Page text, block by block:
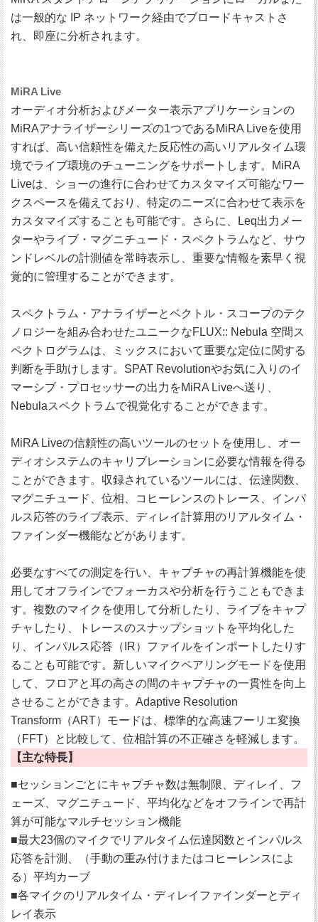
は一般的な IP ネットワーク経由でブロードキャストさ
れ、即座に分析されます。
MiRA Live
オーディオ分析およびメーター表示アプリケーションの
MiRAアナライザーシリーズの1つであるMiRA Liveを使用
すれば、高い信頼性を備えた反応性の高いリアルタイム環
境でライブ環境のチューニングをサポートします。MiRA
Liveは、ショーの進行に合わせてカスタマイズ可能なワー
クスペースを備えており、特定のニーズに合わせて表示を
カスタマイズすることも可能です。さらに、Leq出力メー
ターやライブ・マグニチュード・スペクトラムなど、サウ
ンドレベルの計測値を常時表示し、重要な情報を素早く視
覚的に管理することができます。
スペクトラム・アナライザーとベクトル・スコープのテク
ノロジーを組み合わせたユニークなFLUX:: Nebula 空間ス
ペクトログラムは、ミックスにおいて重要な定位に関する
判断を手助けします。SPAT Revolutionやお気に入りのイ
マーシブ・プロセッサーの出力をMiRA Liveへ送り、
Nebulaスペクトラムで視覚化することができます。
MiRA Liveの信頼性の高いツールのセットを使用し、オー
ディオシステムのキャリブレーションに必要な情報を得る
ことができます。収録されているツールには、伝達関数、
マグニチュード、位相、コヒーレンスのトレース、インパ
ルス応答のライブ表示、ディレイ計算用のリアルタイム・
ファインダー機能などがあります。
必要なすべての測定を行い、キャプチャの再計算機能を使
用してオフラインでフォーカスや分析を行うこともできま
す。複数のマイクを使用して分析したり、ライブをキャプ
チャしたり、トレースのスナップショットを平均化した
り、インパルス応答（IR）ファイルをインポートしたりす
ることも可能です。新しいマイクペアリングモードを使用
して、フロアと耳の高さの間のキャプチャの一貫性を向上
させることができます。Adaptive Resolution
Transform（ART）モードは、標準的な高速フーリエ変換
（FFT）と比較して、位相計算の不正確さを軽減します。
【主な特長】
■セッションごとにキャプチャ数は無制限、ディレイ、フ
ェーズ、マグニチュード、平均化などをオフラインで再計
算が可能なマルチセッション機能
■最大23個のマイクでリアルタイム伝達関数とインパルス
応答を計測、（手動の重み付けまたはコヒーレンスによ
る）平均カーブ
■各マイクのリアルタイム・ディレイファインダーとディ
レイ表示